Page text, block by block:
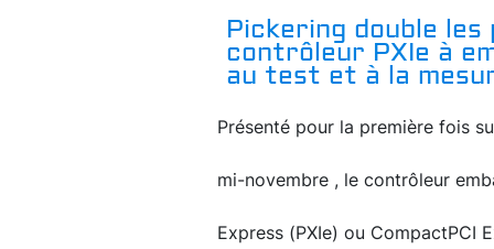
Pickering double les
contrôleur PXIe à
au test et à la
Présenté pour la première fois
mi-novembre , le contrôleur
Express (PXIe) ou CompactPCI